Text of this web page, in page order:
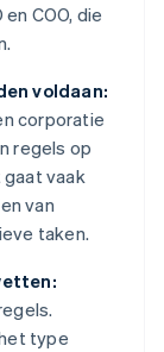
COO, die
voldaan:
corporatie
regels op
gaat vaak
van
taken.
type